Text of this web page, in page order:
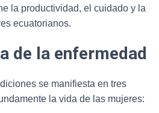
la productividad, el cuidado y la
ecuatorianos.
de la enfermedad
se manifiesta en tres
la vida de las mujeres: